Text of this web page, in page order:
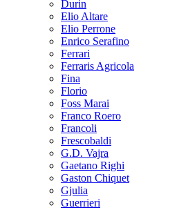
Durin
Elio Altare
Elio Perrone
Enrico Serafino
Ferrari
Ferraris Agricola
Fina
Florio
Foss Marai
Franco Roero
Francoli
Frescobaldi
G.D. Vajra
Gaetano Righi
Gaston Chiquet
Gjulia
Guerrieri